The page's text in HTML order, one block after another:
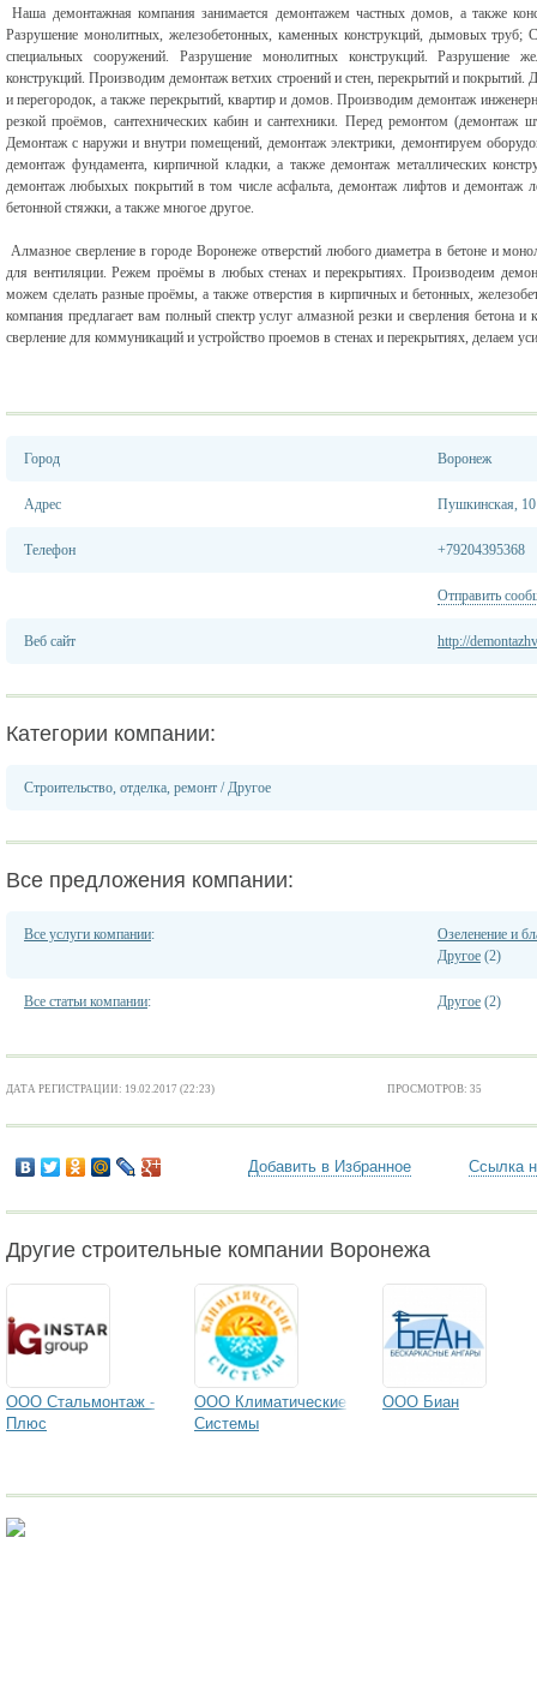
Наша демонтажная компания занимается демонтажем частных домов, а также
Разрушение монолитных, железобетонных, каменных конструкций, дымовых труб;
специальных сооружений. Разрушение монолитных конструкций. Разрушение
конструкций. Производим демонтаж ветхих строений и стен, перекрытий и
и перегородок, а также перекрытий, квартир и домов. Производим демонтаж
резкой проёмов, сантехнических кабин и сантехники. Перед ремонтом (демонтаж
Демонтаж с наружи и внутри помещений, демонтаж электрики, демонтируем
демонтаж фундамента, кирпичной кладки, а также демонтаж металлических
демонтаж любыхых покрытий в том числе асфальта, демонтаж лифтов и демонтаж
бетонной стяжки, а также многое другое.
Алмазное сверление в городе Воронеже отверстий любого диаметра в бетоне и
для вентиляции. Режем проёмы в любых стенах и перекрытиях. Производеим
можем сделать разные проёмы, а также отверстия в кирпичных и бетонных,
компания предлагает вам полный спектр услуг алмазной резки и сверления
сверление для коммуникаций и устройство проемов в стенах и перекрытиях, делаем
Город Воронеж
Адрес Пушкинская, 10
Телефон +79204395368
Отправить
Веб сайт http://
Категории компании:
Строительство, отделка, ремонт /Другое
Все предложения компании:
Все услуги компании:
Озеленение и
Другое (2)
Все статьи компании: Другое (2)
ДАТА РЕГИСТРАЦИИ: 19.02.2017 (22:23) ПРОСМОТРОВ: 35
Добавить в Избранное Ссылка
Другие строительные компании Воронежа
ООО Стальмонтаж -
Плюс
ООО Климатические
Системы
ООО Биан